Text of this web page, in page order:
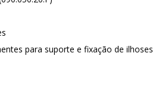
para suporte e fixação de ilhoses